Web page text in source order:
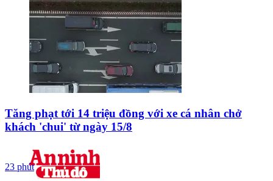
Tăng phạt tới 14 triệu đồng với xe cá nhân chở
khách 'chui' từ ngày 15/8
23 phút